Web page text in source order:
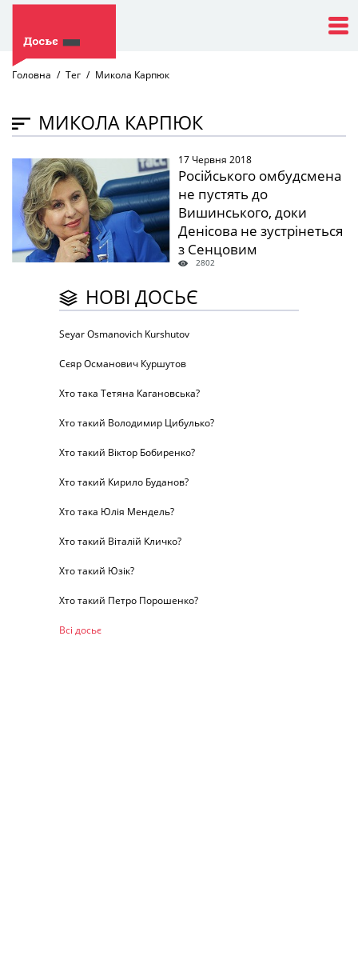
Головна Тег Микола Карпюк
МИКОЛА КАРПЮК
17 Червня 2018
Російського омбудсмена
не пустять до
Вишинського, доки
Денісова не зустрінеться
з Сенцовим
2802
НОВІ ДОСЬЄ
Seyar Osmanovich Kurshutov
Сєяр Османович Куршутов
Хто така Тетяна Кагановська?
Хто такий Володимир Цибулько?
Хто такий Віктор Бобиренко?
Хто такий Кирило Буданов?
Хто така Юлія Мендель?
Хто такий Віталій Кличко?
Хто такий Юзік?
Хто такий Петро Порошенко?
Всі досьє